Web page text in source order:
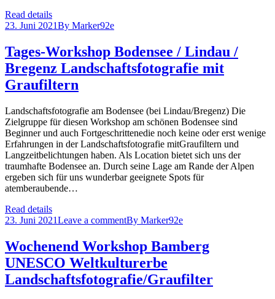
Read details
23. Juni 2021By Marker92e
Tages-Workshop Bodensee / Lindau /
Bregenz Landschaftsfotografie mit
Graufiltern
Landschaftsfotografie am Bodensee (bei Lindau/Bregenz) Die
Zielgruppe für diesen Workshop am schönen Bodensee sind
Beginner und auch Fortgeschrittenedie noch keine oder erst wenige
Erfahrungen in der Landschaftsfotografie mitGraufiltern und
Langzeitbelichtungen haben. Als Location bietet sich uns der
traumhafte Bodensee an. Durch seine Lage am Rande der Alpen
ergeben sich für uns wunderbar geeignete Spots für
atemberaubende…
Read details
23. Juni 2021Leave a commentBy Marker92e
Wochenend Workshop Bamberg
UNESCO Weltkulturerbe
Landschaftsfotografie/Graufilter